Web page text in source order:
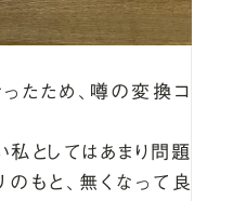
たため、噂の変換コ
としてはあまり問題
のもと、無くなって良